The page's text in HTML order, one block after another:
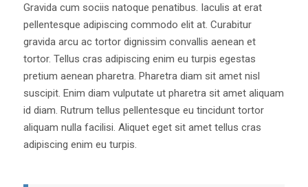
Gravida cum sociis natoque penatibus. Iaculis at erat
pellentesque adipiscing commodo elit at. Curabitur
gravida arcu ac tortor dignissim convallis aenean et
tortor. Tellus cras adipiscing enim eu turpis egestas
pretium aenean pharetra. Pharetra diam sit amet nisl
suscipit. Enim diam vulputate ut pharetra sit amet aliquam
id diam. Rutrum tellus pellentesque eu tincidunt tortor
aliquam nulla facilisi. Aliquet eget sit amet tellus cras
adipiscing enim eu turpis.